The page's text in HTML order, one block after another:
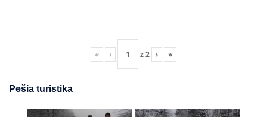
« ‹ z2 › »
Pešia turistika